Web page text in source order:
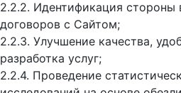
2.2.2. Идентификация стороны
договоров с Сайтом;
2.2.3. Улучшение качества,
разработка услуг;
2.2.4. Проведение